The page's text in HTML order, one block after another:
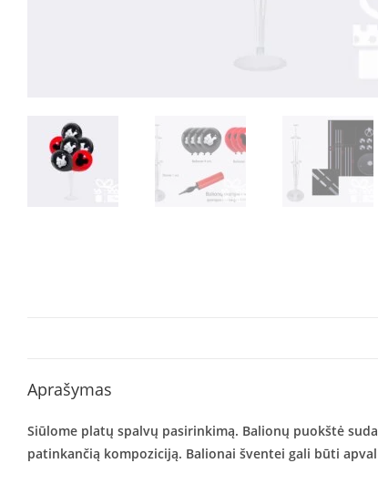
Aprašymas
Siūlome platų spalvų pasirinkimą. Balionų puokštė
patinkančią kompoziciją. Balionai šventei gali būti